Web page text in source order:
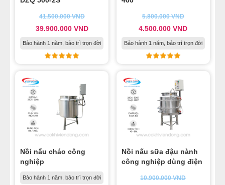
41.500.000VND
39.900.000 VND
Bảo hành 1 năm, bảo trì trọn đời
5.800.000VND
4.500.000VND
Bảo hành 1 năm, bảo trì trọn đời
Nồi nấu cháo công
nghiệp
Bảo hành 1 năm, bảo trì trọn đời
Nồi nấu sữa đậu nành
công nghiệp dùng điện
10.900.000VND